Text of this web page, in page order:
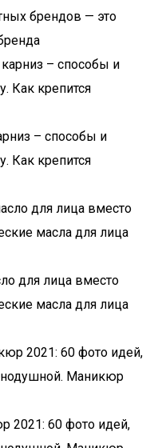
брендов — это
– способы и
Как крепится
для лица вместо
масла для лица
2021: 60 фото идей,